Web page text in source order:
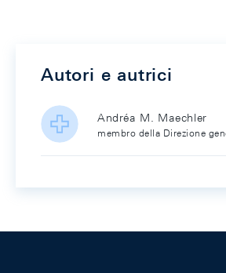
Autori e autrici
Andréa M. Maechler
membro della Direzione